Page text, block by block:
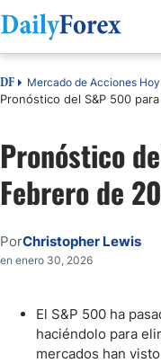
DF Mercado de Acciones Hoy
Pronóstico del S&P 500
Pronóstico
Febrero de
PorChristopher Lewis
en enero 30, 2026
El S&P 500 ha
haciéndolo para
mercados han